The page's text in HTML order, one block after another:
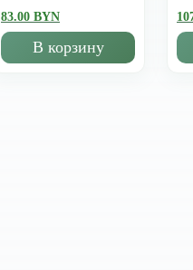
83.00 BYN
В корзину